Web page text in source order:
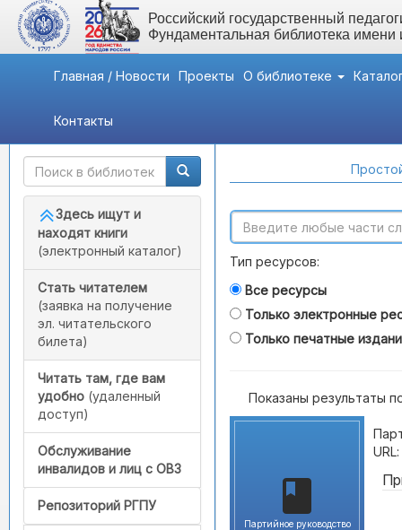
Российский государственный
Фундаментальная библиотека
Главная / Новости Проекты О библиотеке
Контакты
Быстрый доступ
Здесь ищут и
находят книги
(электронный каталог)
Стать читателем
(заявка на получение
эл. читательского
билета)
Читать там, где вам
удобно (удаленный
доступ)
Обслуживание
инвалидов и лиц с ОВЗ
Репозиторий РГПУ
Тип ресурсов:
Все ресурсы
Только электронные
Только печатные
Показаны результаты
Партийное руководство
URL: